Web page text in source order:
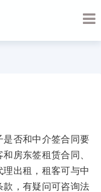
否和中介签合同要
房东签租赁合同、
出租，租客可与中
款，有疑问可咨询法